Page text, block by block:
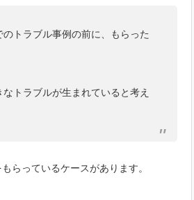
トラブル事例の前に、もらった
トラブルが生まれていると考え
らっているケースがあります。